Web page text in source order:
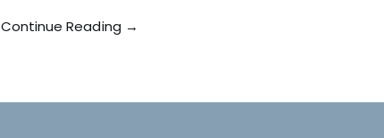
Continue Reading →